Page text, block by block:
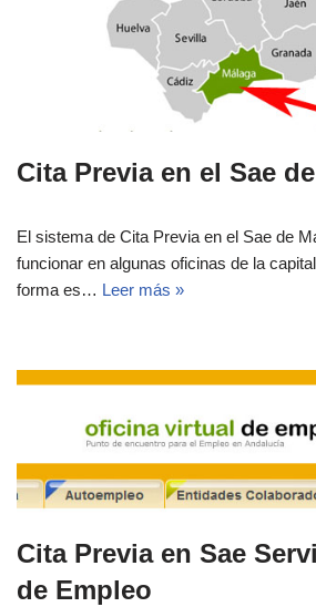
Cita Previa en el Sae
El sistema de Cita Previa en el Sae de
funcionar en algunas oficinas de la
forma es… Leer más »
Cita Previa en Sae
de Empleo